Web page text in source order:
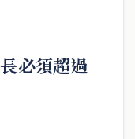
必須超過